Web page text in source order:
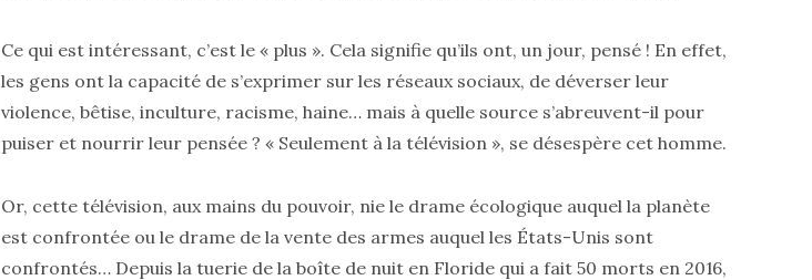
Ce qui est intéressant, c’est le « plus ». Cela signifie qu’ils ont, un jour, pensé ! En effet,
les gens ont la capacité de s’exprimer sur les réseaux sociaux, de déverser leur
violence, bêtise, inculture, racisme, haine… mais à quelle source s’abreuvent-il pour
puiser et nourrir leur pensée ? « Seulement à la télévision », se désespère cet homme.
Or, cette télévision, aux mains du pouvoir, nie le drame écologique auquel la planète
est confrontée ou le drame de la vente des armes auquel les États-Unis sont
confrontés… Depuis la tuerie de la boîte de nuit en Floride qui a fait 50 morts en 2016,